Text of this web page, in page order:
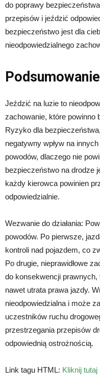
do poprawy
przepisów i jeździć
bezpieczeństwo jest dla
nieodpowiedzialnego
Podsumowanie
Jeździć na luzie to
zachowanie, które powinno
Ryzyko dla
negatywny wpływ na
powodów, dlaczego nie
bezpieczeństwo na drodze
każdy kierowca powinien
odpowiedzialnie.
Wezwanie do działania:
powodów. Po pierwsze,
kontroli nad pojazdem, co
Po drugie, nieprawidłowe
do konsekwencji
nawet utrata prawa jazdy.
nieodpowiedzialna i może
uczestników ruchu
przestrzegania przepisów
odpowiednią ostrożnością.
Link tagu HTML: Kliknij tutaj